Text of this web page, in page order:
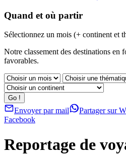
Quand et où partir
Sélectionnez un mois (+ continent et
Notre classement des destinations en
favorables.
Envoyer par mail Partager sur
Facebook
Reportage de